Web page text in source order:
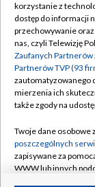
Abonament
Emisja w TVP
Centrum
Naziemna
Rada
System NOS
korzystanie z
dostęp do informacji
przechowywanie
nas, czyli Telewizję
Zaufanych Partnerów
Partnerów TVP (93
zautomatyzowanego
mierzenia ich
także zgody na
Twoje dane osobowe
poszczególnych
zapisywane za
WWW lub innych